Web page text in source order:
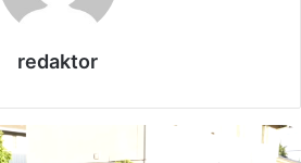
redaktor